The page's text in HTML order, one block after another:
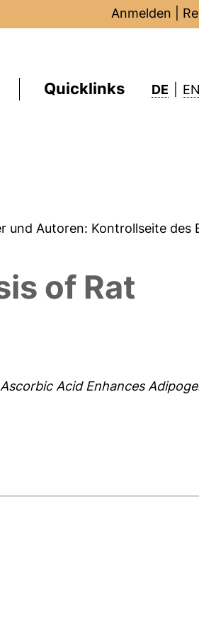
Anmelden
Quicklinks DE EN
und Autoren: Kontrollseite des
of Rat
Ascorbic Acid Enhances